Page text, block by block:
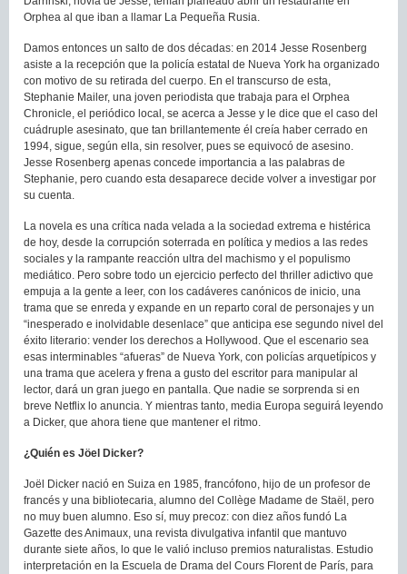
Orphea al que iban a llamar La Pequeña Rusia.
Damos entonces un salto de dos décadas: en 2014 Jesse Rosenberg
asiste a la recepción que la policía estatal de Nueva York ha organizado
con motivo de su retirada del cuerpo. En el transcurso de esta,
Stephanie Mailer, una joven periodista que trabaja para el Orphea
Chronicle, el periódico local, se acerca a Jesse y le dice que el caso del
cuádruple asesinato, que tan brillantemente él creía haber cerrado en
1994, sigue, según ella, sin resolver, pues se equivocó de asesino.
Jesse Rosenberg apenas concede importancia a las palabras de
Stephanie, pero cuando esta desaparece decide volver a investigar por
su cuenta.
La novela es una crítica nada velada a la sociedad extrema e histérica
de hoy, desde la corrupción soterrada en política y medios a las redes
sociales y la rampante reacción ultra del machismo y el populismo
mediático. Pero sobre todo un ejercicio perfecto del thriller adictivo que
empuja a la gente a leer, con los cadáveres canónicos de inicio, una
trama que se enreda y expande en un reparto coral de personajes y un
“inesperado e inolvidable desenlace” que anticipa ese segundo nivel del
éxito literario: vender los derechos a Hollywood. Que el escenario sea
esas interminables “afueras” de Nueva York, con policías arquetípicos y
una trama que acelera y frena a gusto del escritor para manipular al
lector, dará un gran juego en pantalla. Que nadie se sorprenda si en
breve Netflix lo anuncia. Y mientras tanto, media Europa seguirá leyendo
a Dicker, que ahora tiene que mantener el ritmo.
¿Quién es Jöel Dicker?
Joël Dicker nació en Suiza en 1985, francófono, hijo de un profesor de
francés y una bibliotecaria, alumno del Collège Madame de Staël, pero
no muy buen alumno. Eso sí, muy precoz: con diez años fundó La
Gazette des Animaux, una revista divulgativa infantil que mantuvo
durante siete años, lo que le valió incluso premios naturalistas. Estudio
interpretación en la Escuela de Drama del Cours Florent de París, para